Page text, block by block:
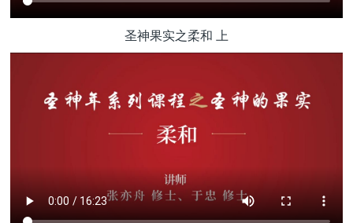
圣神果实之柔和 上